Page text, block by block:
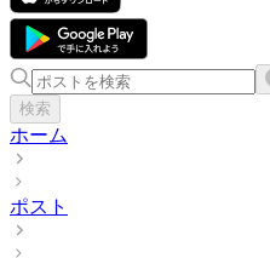
検索
ホーム
ポスト